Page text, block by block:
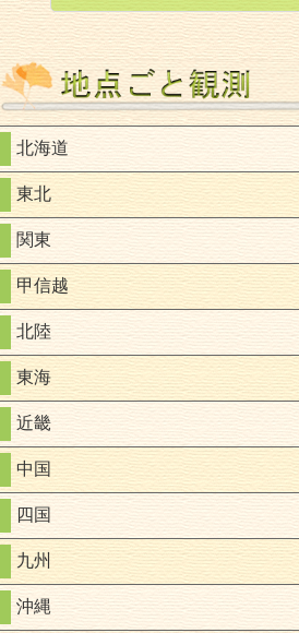
北海道
東北
関東
甲信越
北陸
東海
近畿
中国
四国
九州
沖縄